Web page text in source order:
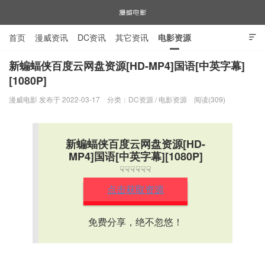
漫威电影

首页 漫威资讯 DC资讯 其它资讯 电影资源
电视剧资源 漫威图片
新蝙蝠侠百度云网盘资源[HD-MP4]国语[中英字幕]
[1080P]
漫威电影 发布于 2022-03-17 分类： DC资源 / 电影资源 阅读(309)
新蝙蝠侠百度云网盘资源[HD-
MP4]国语[中英字幕][1080P]
☟☟☟☟☟☟
点击获取资源
免费分享，绝不忽悠！